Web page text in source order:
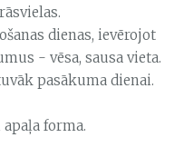
dienas, ievērojot
- vēsa, sausa vieta.
pasākuma dienai.
forma.